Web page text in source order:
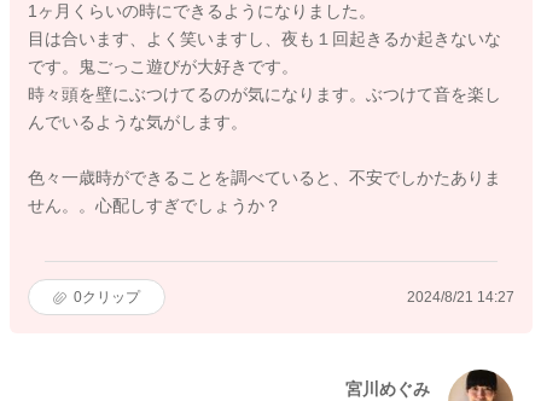
1ヶ月くらいの時にできるようになりました。
目は合います、よく笑いますし、夜も１回起きるか起きないな
です。鬼ごっこ遊びが大好きです。
時々頭を壁にぶつけてるのが気になります。ぶつけて音を楽し
んでいるような気がします。
色々一歳時ができることを調べていると、不安でしかたありま
せん。。心配しすぎでしょうか？
0クリップ 2024/8/21 14:27
宮川めぐみ